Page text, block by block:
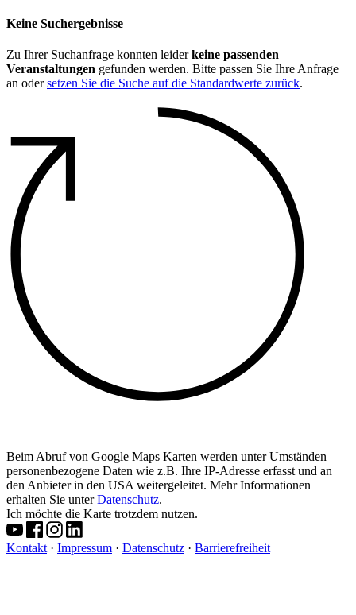
Keine Suchergebnisse
Zu Ihrer Suchanfrage konnten leiderkeine passenden
Veranstaltungen gefunden werden. Bitte passen Sie Ihre Anfrage
an odersetzen Sie die Suche auf die Standardwerte zurück.
Beim Abruf von Google Maps Karten werden unter Umständen
personenbezogene Daten wie z.B. Ihre IP-Adresse erfasst und an
den Anbieter in den USA weitergeleitet. Mehr Informationen
erhalten Sie unterDatenschutz.
Ich möchte die Karte trotzdem nutzen.
Kontakt · Impressum · Datenschutz · Barrierefreiheit